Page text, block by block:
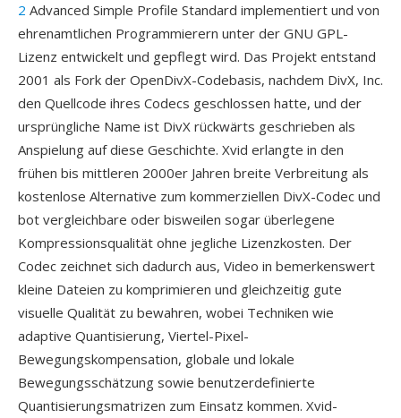
2 Advanced Simple Profile Standard implementiert und von
ehrenamtlichen Programmierern unter der GNU GPL-
Lizenz entwickelt und gepflegt wird. Das Projekt entstand
2001 als Fork der OpenDivX-Codebasis, nachdem DivX, Inc.
den Quellcode ihres Codecs geschlossen hatte, und der
ursprüngliche Name ist DivX rückwärts geschrieben als
Anspielung auf diese Geschichte. Xvid erlangte in den
frühen bis mittleren 2000er Jahren breite Verbreitung als
kostenlose Alternative zum kommerziellen DivX-Codec und
bot vergleichbare oder bisweilen sogar überlegene
Kompressionsqualität ohne jegliche Lizenzkosten. Der
Codec zeichnet sich dadurch aus, Video in bemerkenswert
kleine Dateien zu komprimieren und gleichzeitig gute
visuelle Qualität zu bewahren, wobei Techniken wie
adaptive Quantisierung, Viertel-Pixel-
Bewegungskompensation, globale und lokale
Bewegungsschätzung sowie benutzerdefinierte
Quantisierungsmatrizen zum Einsatz kommen. Xvid-